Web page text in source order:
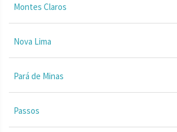
Montes Claros
Nova Lima
Pará de Minas
Passos